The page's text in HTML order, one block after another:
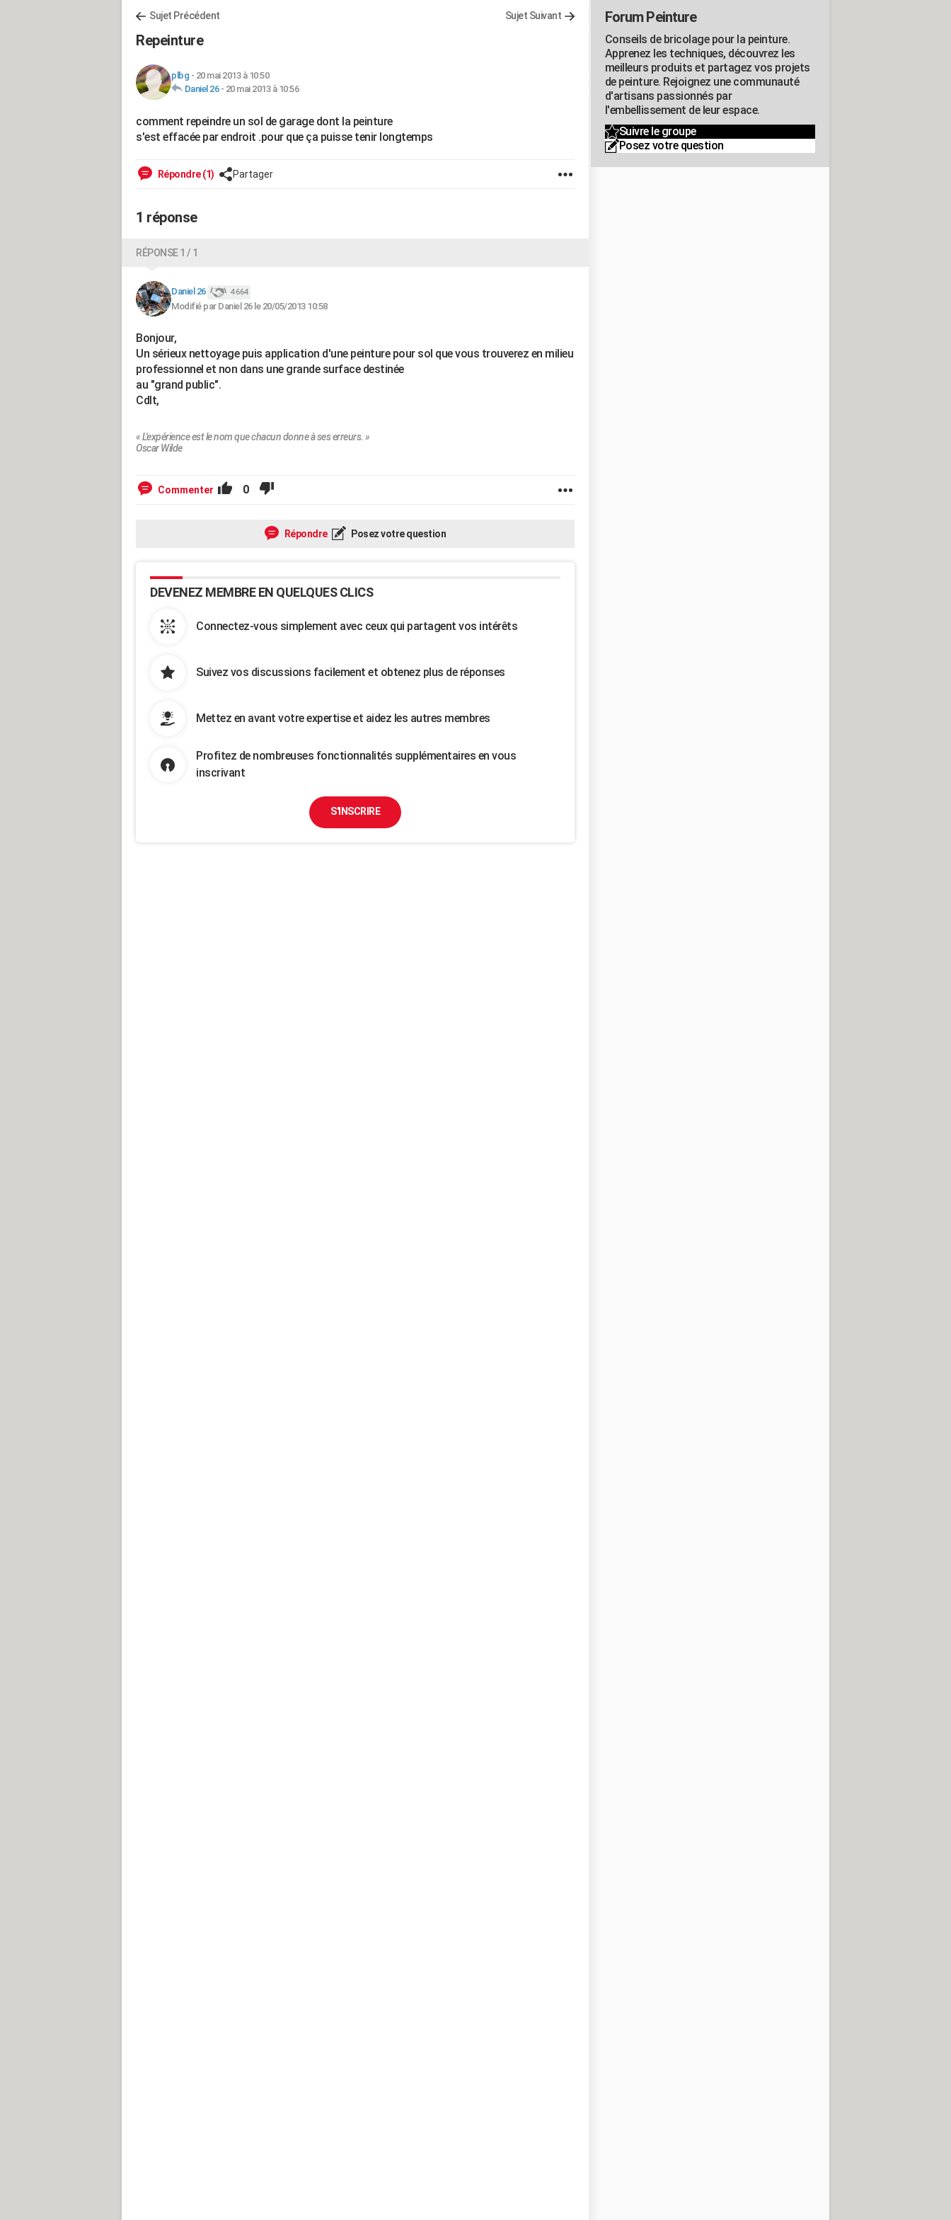
Sujet Précédent Sujet Suivant
Repeinture
plbg - 20 mai 2013 à 10:50
Daniel 26- 20 mai 2013 à 10:56
comment repeindre un sol de garage dont la peinture
s'est effacée par endroit .pour que ça puisse tenir longtemps
Répondre (1) Partager
1 réponse
RÉPONSE 1 / 1
Daniel 26 4 664
Modifié par Daniel 26 le 20/05/2013 10:58
Bonjour,
Un sérieux nettoyage puis application d'une peinture pour sol que vous trouverez en milieu
professionnel et non dans une grande surface destinée
au "grand public".
Cdlt,
« L'expérience est le nom que chacun donne à ses erreurs. »
Oscar Wilde
Commenter 0
Répondre Posez votre question
DEVENEZ MEMBRE EN QUELQUES CLICS
Connectez-vous simplement avec ceux qui partagent vos intérêts
Suivez vos discussions facilement et obtenez plus de réponses
Mettez en avant votre expertise et aidez les autres membres
Profitez de nombreuses fonctionnalités supplémentaires en vous
inscrivant
S'INSCRIRE
Forum Peinture
Conseils de bricolage pour la peinture.
Apprenez les techniques, découvrez les
meilleurs produits et partagez vos projets
de peinture. Rejoignez une communauté
d'artisans passionnés par
l'embellissement de leur espace.
Suivre le groupe
Posez votre question